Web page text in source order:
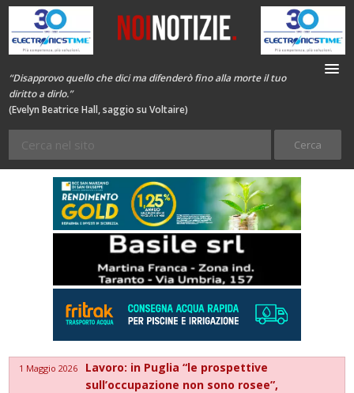
“Disapprovo quello che dici ma difenderò fino alla morte il tuo
diritto a dirlo.”
(Evelyn Beatrice Hall, saggio su Voltaire)
1 Maggio 2026
Lavoro: in Puglia “le prospettive
sull’occupazione non sono rosee”,